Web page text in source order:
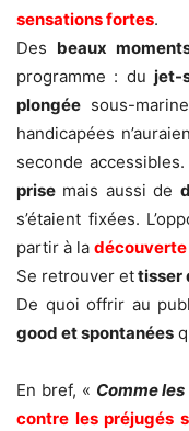
sensations fortes.
Des beaux
programme : dujet-
plongée sous-
handicapées
seconde accessibles.
prise mais aussi de
s’étaient fixées.
partir à la découverte
Se retrouver ettisser
De quoi offrir au
good et spontanées
En bref, « Comme
contre les préjugés